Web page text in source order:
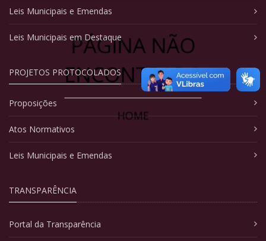
PÁGINA NÃO
ENCONTRADA
HOME
Leis Municipais e Emendas
Leis Municipais em Destaque
PROJETOS PROTOCOLADOS
Proposições
Atos Normativos
Leis Municipais e Emendas
TRANSPARÊNCIA
Portal da Transparência